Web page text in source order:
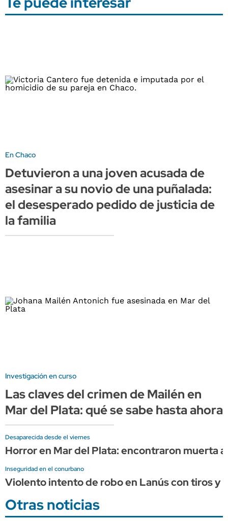
En Chaco
Detuvieron a una joven acusada de
asesinar a su novio de una puñalada:
el desesperado pedido de justicia de
la familia
Investigación en curso
Las claves del crimen de Mailén en
Mar del Plata: qué se sabe hasta ahora
Desaparecida desde el viernes
Horror en Mar del Plata: encontraron muerta
Inseguridad en el conurbano
Violento intento de robo en Lanús con tiros y
Otras noticias